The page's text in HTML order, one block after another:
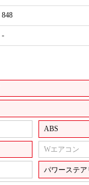
848
-
ABS
Wエアコン
パワーステア